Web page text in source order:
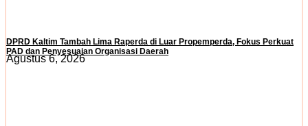
DPRD Kaltim Tambah Lima Raperda di Luar Propemperda, Fokus Perkuat
PAD dan Penyesuaian Organisasi Daerah
Agustus 6, 2026